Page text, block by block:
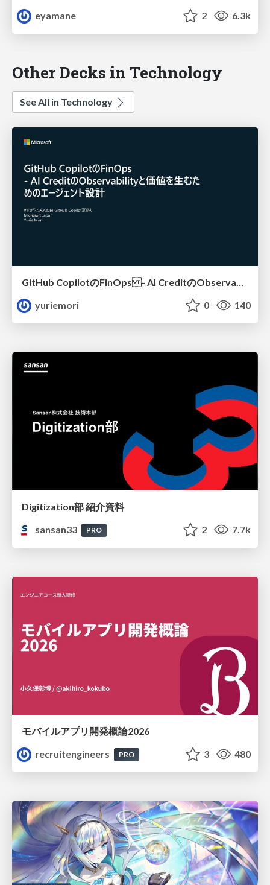
eyamane 2 6.3k
Other Decks in Technology
See All in Technology
yuriemori
0 140
Digitization部 紹介資料
sansan33
PRO 2 7.7k
モバイルアプリ開発概論2026
recruitengineers
PRO 3 480